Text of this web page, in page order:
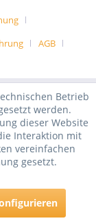
AGB
Betrieb
werden.
dieser Website
Interaktion mit
vereinfachen
gesetzt.